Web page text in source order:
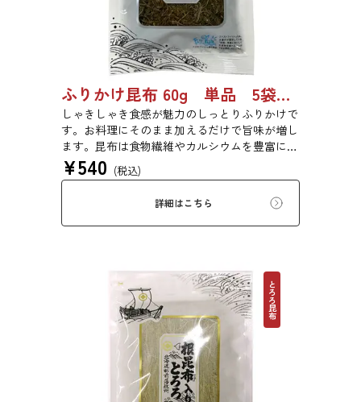
ふりかけ昆布 60g 単品 5袋セット 20袋セット 5102
しゃきしゃき食感が魅力のしっとりふりかけで
す。お料理にそのまま加えるだけで旨味が増し
ます。昆布は食物繊維やカルシウムを豊富に含
んでいるため、バランスのとれた食生活のため
にお使いいただけます。また、本商品は第20回
¥540 (税込)
詳細はこちら
とろろ昆布